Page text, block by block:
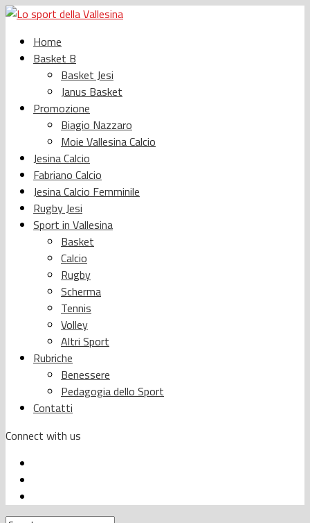
Home
Basket B
Basket Jesi
Janus Basket
Promozione
Biagio Nazzaro
Moie Vallesina Calcio
Jesina Calcio
Fabriano Calcio
Jesina Calcio Femminile
Rugby Jesi
Sport in Vallesina
Basket
Calcio
Rugby
Scherma
Tennis
Volley
Altri Sport
Rubriche
Benessere
Pedagogia dello Sport
Contatti
Connect with us